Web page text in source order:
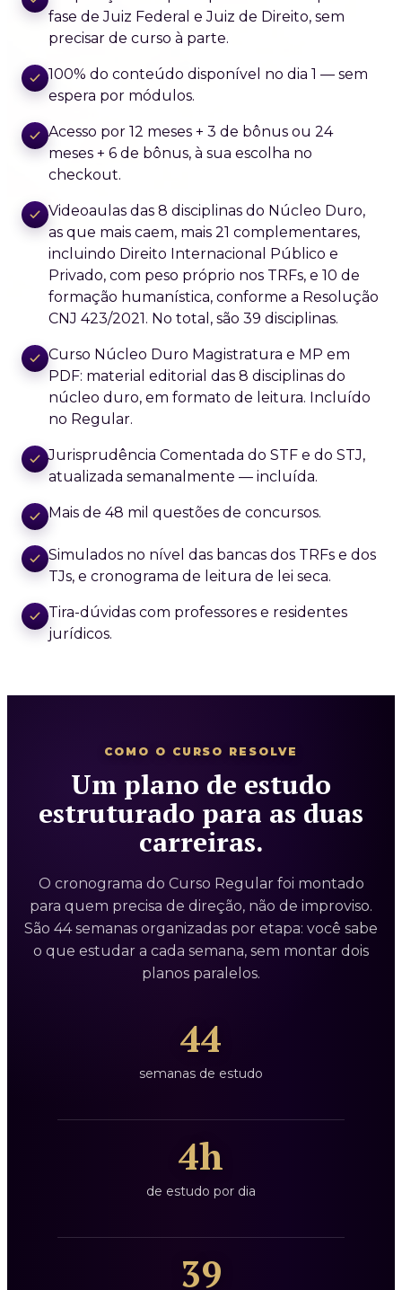
fase de Juiz Federal e Juiz de Direito, sem
precisar de curso à parte.
100% do conteúdo disponível no dia 1 — sem
espera por módulos.
Acesso por 12 meses + 3 de bônus ou 24
meses + 6 de bônus, à sua escolha no
checkout.
Videoaulas das 8 disciplinas do Núcleo Duro,
as que mais caem, mais 21 complementares,
incluindo Direito Internacional Público e
Privado, com peso próprio nos TRFs, e 10 de
formação humanística, conforme a Resolução
CNJ 423/2021. No total, são 39 disciplinas.
Curso Núcleo Duro Magistratura e MP em
PDF: material editorial das 8 disciplinas do
núcleo duro, em formato de leitura. Incluído
no Regular.
Jurisprudência Comentada do STF e do STJ,
atualizada semanalmente — incluída.
Mais de 48 mil questões de concursos.
Simulados no nível das bancas dos TRFs e dos
TJs, e cronograma de leitura de lei seca.
Tira-dúvidas com professores e residentes
jurídicos.
COMO O CURSO RESOLVE
Um plano de estudo
estruturado para as duas
carreiras.
O cronograma do Curso Regular foi montado
para quem precisa de direção, não de improviso.
São 44 semanas organizadas por etapa: você sabe
o que estudar a cada semana, sem montar dois
planos paralelos.
44
semanas de estudo
4h
de estudo por dia
39